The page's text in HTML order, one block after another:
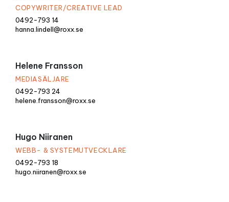
COPYWRITER/CREATIVE LEAD
0492-793 14
hanna.lindell@roxx.se
Helene Fransson
MEDIASÄLJARE
0492-793 24
helene.fransson@roxx.se
Hugo Niiranen
WEBB- & SYSTEMUTVECKLARE
0492-793 18
hugo.niiranen@roxx.se